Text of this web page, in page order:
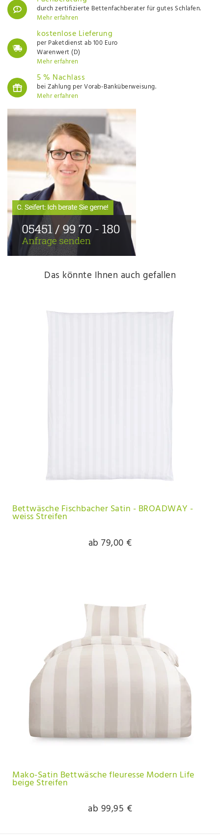
durch zertifizierte Bettenfachberater für gutes Schlafen.
Mehr erfahren
kostenlose Lieferung
per Paketdienst ab 100 Euro
Warenwert (D)
Mehr erfahren
5 % Nachlass
bei Zahlung per Vorab-Banküberweisung.
Mehr erfahren
Das könnte Ihnen auch gefallen
Bettwäsche Fischbacher Satin - BROADWAY -
weiss Streifen
ab 79,00 €
Mako-Satin Bettwäsche fleuresse Modern Life
beige Streifen
ab 99,95 €